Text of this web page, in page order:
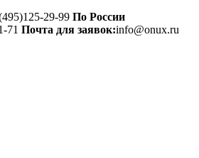
29-99 По России
71 Почта для заявок:info@onux.ru